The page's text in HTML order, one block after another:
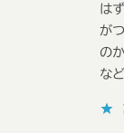
は
が
の
な